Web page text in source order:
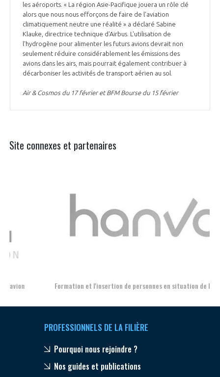
les aéroports. « La région Asie-Pacifique jouera un rôle clé
alors que nous nous efforçons de faire de l'aviation
climatiquement neutre une réalité » a déclaré Sabine
Klauke, directrice technique d'Airbus. L'utilisation de
l'hydrogène pour alimenter les futurs avions devrait non
seulement réduire considérablement les émissions des
avions dans les airs, mais pourrait également contribuer à
décarboniser les activités de transport aérien au sol.
Air & Cosmos du 17 février et BFM Bourse du 15 février
Site connexes et partenaires
Formation et l'insertion de personnes en situation de handicap
PROFESSIONNELS DE LA FILIÈRE
Pourquoi nous rejoindre ?
Nos guides et publications